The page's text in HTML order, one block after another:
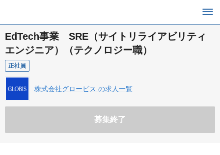
EdTech事業 SRE（サイトリライアビリティ
エンジニア）（テクノロジー職）
正社員
株式会社グロービス の求人一覧
募集終了